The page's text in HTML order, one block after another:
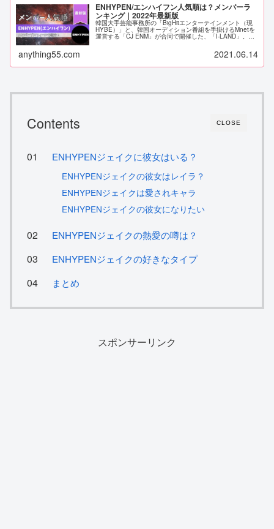
ENHYPEN/エンハイフン人気順は？メンバーラ
ンキング｜2022年最新版
韓国大手芸能事務所の「BigHitエンターテインメント（現
HYBE）」と、韓国オーディション番組を手掛けるMnetを
運営する「CJ ENM」が合同で開催した、「I-LAND」。そ
こから、7人組のボーイズグループ「ENHYPEN（エンハイ
anything55.com 2021.06.14
CLOSE
Contents
ENHYPENジェイクに彼女はいる？
ENHYPENジェイクの彼女はレイラ？
ENHYPENジェイクは愛されキャラ
ENHYPENジェイクの彼女になりたい
ENHYPENジェイクの熱愛の噂は？
ENHYPENジェイクの好きなタイプ
まとめ
スポンサーリンク